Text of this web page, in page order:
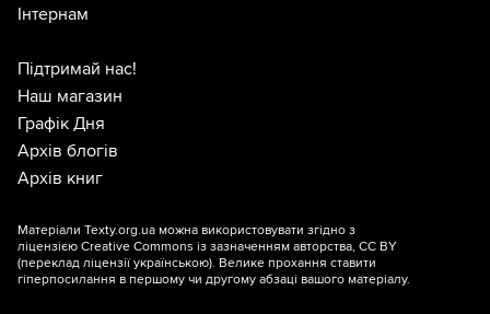
Інтернам
Підтримай нас!
Наш магазин
Графік Дня
Архів блогів
Архів книг
Матеріали Texty.org.ua можна використовувати згідно з
ліцензією Creative Commons із зазначенням авторства, CC BY
(переклад ліцензії українською). Велике прохання ставити
гіперпосилання в першому чи другому абзаці вашого матеріалу.